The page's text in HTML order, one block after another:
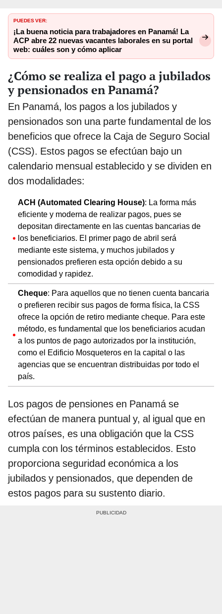
PUEDES VER:
¡La buena noticia para trabajadores en Panamá! La
ACP abre 22 nuevas vacantes laborales en su portal
web: cuáles son y cómo aplicar
¿Cómo se realiza el pago a jubilados
y pensionados en Panamá?
En Panamá, los pagos a los jubilados y
pensionados son una parte fundamental de los
beneficios que ofrece la Caja de Seguro Social
(CSS). Estos pagos se efectúan bajo un
calendario mensual establecido y se dividen en
dos modalidades:
ACH (Automated Clearing House): La forma más
eficiente y moderna de realizar pagos, pues se
depositan directamente en las cuentas bancarias de
los beneficiarios. El primer pago de abril será
mediante este sistema, y muchos jubilados y
pensionados prefieren esta opción debido a su
comodidad y rapidez.
Cheque: Para aquellos que no tienen cuenta bancaria
o prefieren recibir sus pagos de forma física, la CSS
ofrece la opción de retiro mediante cheque. Para este
método, es fundamental que los beneficiarios acudan
a los puntos de pago autorizados por la institución,
como el Edificio Mosqueteros en la capital o las
agencias que se encuentran distribuidas por todo el
país.
Los pagos de pensiones en Panamá se
efectúan de manera puntual y, al igual que en
otros países, es una obligación que la CSS
cumpla con los términos establecidos. Esto
proporciona seguridad económica a los
jubilados y pensionados, que dependen de
estos pagos para su sustento diario.